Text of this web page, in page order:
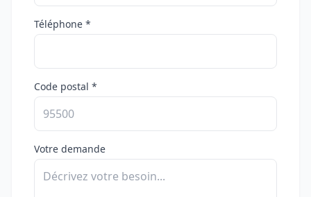
Téléphone *
Code postal *
Votre demande